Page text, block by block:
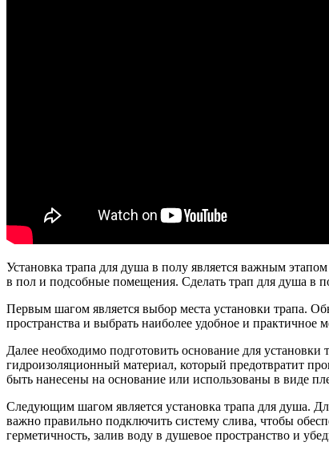
Установка трапа для душа в полу является важным
в пол и подсобные помещения. Сделать трап для душа в
Первым шагом является выбор места установки трапа.
пространства и выбрать наиболее удобное и практичное
Далее необходимо подготовить основание для
гидроизоляционный материал, который предотвратит
быть нанесены на основание или использованы в виде
Следующим шагом является установка трапа для душа.
важно правильно подключить систему слива, чтобы
герметичность, залив воду в душевое пространство и